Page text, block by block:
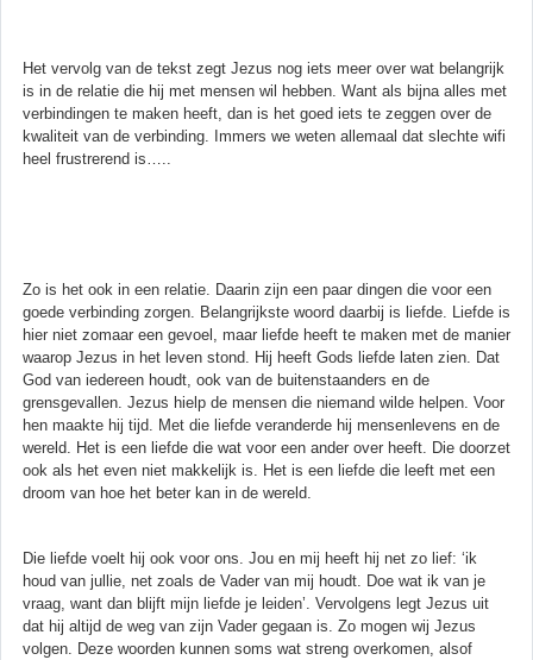
Het vervolg van de tekst zegt Jezus nog iets meer over wat belangrijk
is in de relatie die hij met mensen wil hebben. Want als bijna alles met
verbindingen te maken heeft, dan is het goed iets te zeggen over de
kwaliteit van de verbinding. Immers we weten allemaal dat slechte wifi
heel frustrerend is…..
Zo is het ook in een relatie. Daarin zijn een paar dingen die voor een
goede verbinding zorgen. Belangrijkste woord daarbij is liefde. Liefde is
hier niet zomaar een gevoel, maar liefde heeft te maken met de manier
waarop Jezus in het leven stond. Hij heeft Gods liefde laten zien. Dat
God van iedereen houdt, ook van de buitenstaanders en de
grensgevallen. Jezus hielp de mensen die niemand wilde helpen. Voor
hen maakte hij tijd. Met die liefde veranderde hij mensenlevens en de
wereld. Het is een liefde die wat voor een ander over heeft. Die doorzet
ook als het even niet makkelijk is. Het is een liefde die leeft met een
droom van hoe het beter kan in de wereld.
Die liefde voelt hij ook voor ons. Jou en mij heeft hij net zo lief: ‘ik
houd van jullie, net zoals de Vader van mij houdt. Doe wat ik van je
vraag, want dan blijft mijn liefde je leiden’. Vervolgens legt Jezus uit
dat hij altijd de weg van zijn Vader gegaan is. Zo mogen wij Jezus
volgen. Deze woorden kunnen soms wat streng overkomen, alsof